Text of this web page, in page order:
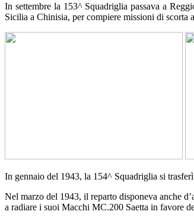
In settembre la 153^ Squadriglia passava a
Sicilia a Chinisia, per compiere missioni di scorta
In gennaio del 1943, la 154^ Squadriglia si
Nel marzo del 1943, il reparto disponeva anche
a radiare i suoi Macchi MC.200 Saetta in favore